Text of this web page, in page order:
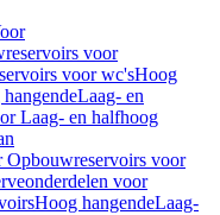
voor
voor wc'sHoog
Laag- en
Laag- en halfhoog
Opbouwreservoirs voor
voor
Hoog hangendeLaag-